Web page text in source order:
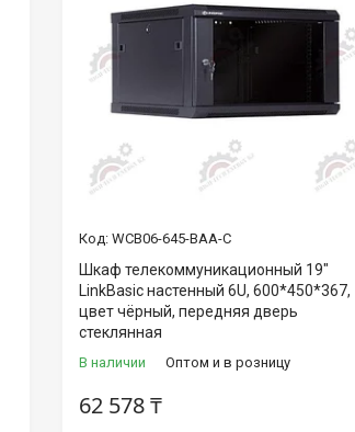
WCB06-645-BAA-C
Шкаф телекоммуникационный 19"
LinkBasic настенный 6U, 600*450*367,
цвет чёрный, передняя дверь
стеклянная
В наличии Оптом и в розницу
62 578 ₸